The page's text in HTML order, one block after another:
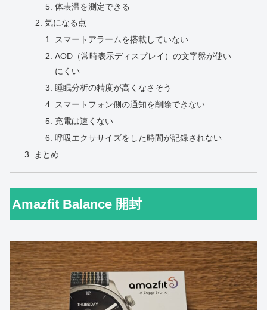
体表温を測定できる
気になる点
スマートアラームを搭載していない
AOD（常時表示ディスプレイ）の文字盤が使い
にくい
睡眠分析の精度が高くなさそう
スマートフォン側の通知を削除できない
充電は速くない
呼吸エクササイズをした時間が記録されない
まとめ
Amazfit Balance 開封